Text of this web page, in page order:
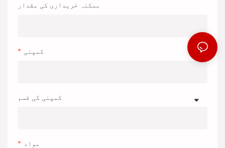
ممکنہ خریداری کی مقدار
کمپنی
کمپنی کی قسم
مواد